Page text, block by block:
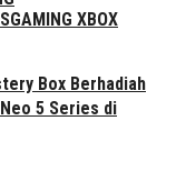
GAMING XBOX
Box Berhadiah
5 Series di